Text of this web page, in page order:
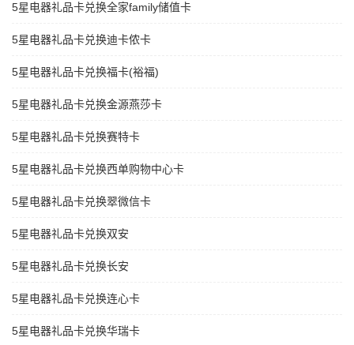
5星电器礼品卡兑换全家family储值卡
5星电器礼品卡兑换迪卡侬卡
5星电器礼品卡兑换福卡(裕福)
5星电器礼品卡兑换金源燕莎卡
5星电器礼品卡兑换赛特卡
5星电器礼品卡兑换西单购物中心卡
5星电器礼品卡兑换翠微信卡
5星电器礼品卡兑换双安
5星电器礼品卡兑换长安
5星电器礼品卡兑换连心卡
5星电器礼品卡兑换华瑞卡